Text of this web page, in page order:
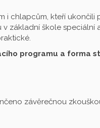
i chlapcům, kteří ukončili
základní škole speciální
programu a forma
závěrečnou